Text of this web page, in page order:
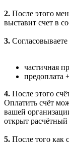
2. После этого
выставит счет в
3.
частичная
предоплата
4. После этого
Оплатить счёт
вашей
открыт расчётный
5. После того как